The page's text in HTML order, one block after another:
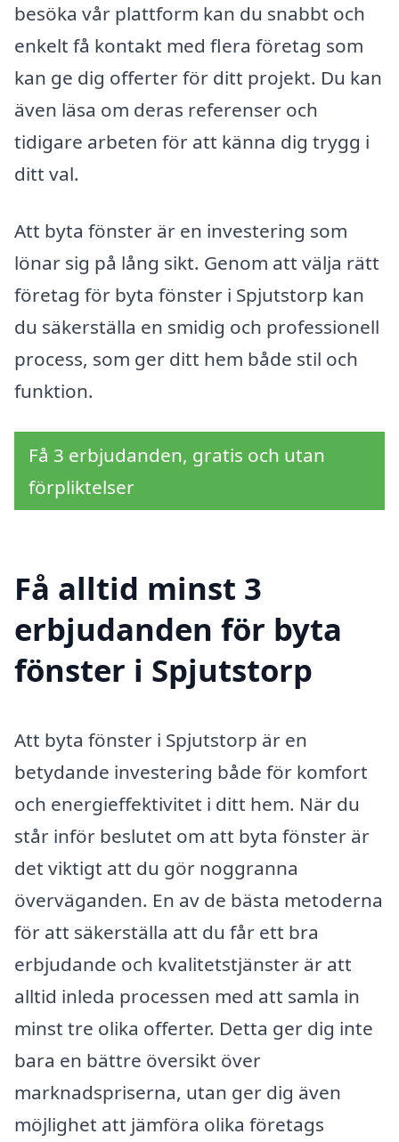
besöka vår plattform kan du snabbt och
enkelt få kontakt med flera företag som
kan ge dig offerter för ditt projekt. Du kan
även läsa om deras referenser och
tidigare arbeten för att känna dig trygg i
ditt val.
Att byta fönster är en investering som
lönar sig på lång sikt. Genom att välja rätt
företag för byta fönster i Spjutstorp kan
du säkerställa en smidig och professionell
process, som ger ditt hem både stil och
funktion.
Få 3 erbjudanden, gratis och utan
förpliktelser
Få alltid minst 3
erbjudanden för byta
fönster i Spjutstorp
Att byta fönster i Spjutstorp är en
betydande investering både för komfort
och energieffektivitet i ditt hem. När du
står inför beslutet om att byta fönster är
det viktigt att du gör noggranna
överväganden. En av de bästa metoderna
för att säkerställa att du får ett bra
erbjudande och kvalitetstjänster är att
alltid inleda processen med att samla in
minst tre olika offerter. Detta ger dig inte
bara en bättre översikt över
marknadspriserna, utan ger dig även
möjlighet att jämföra olika företags